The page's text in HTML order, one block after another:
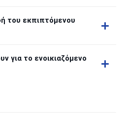
του εκπιπτόμενου
για το ενοικιαζόμενο